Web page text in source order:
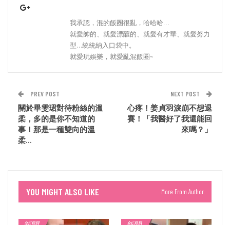
我承認，混的飯圈很亂，哈哈哈…
就愛帥的、就愛漂釀的、就愛有才華、就愛努力
型…統統納入口袋中。
就愛玩娛樂，就愛亂混飯圈~
PREV POST
關於畢雯珺對待粉絲的溫
柔，多的是你不知道的
事！那是一種雙向的溫
柔…
NEXT POST
心疼！姜貞羽淚崩不想退
賽！「我醫好了我還能回
來嗎？」
YOU MIGHT ALSO LIKE More From Author